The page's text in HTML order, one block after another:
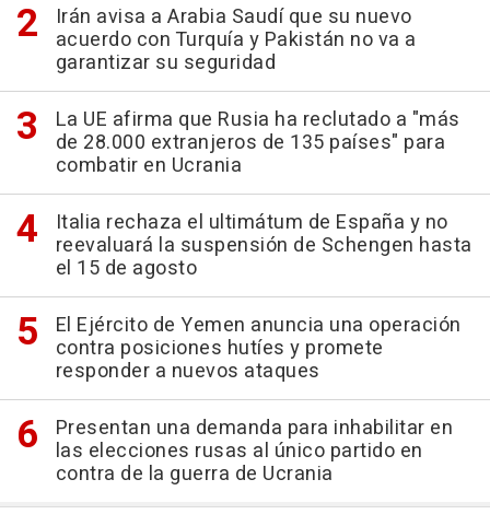
Irán avisa a Arabia Saudí que su nuevo
acuerdo con Turquía y Pakistán no va a
garantizar su seguridad
La UE afirma que Rusia ha reclutado a "más
de 28.000 extranjeros de 135 países" para
combatir en Ucrania
Italia rechaza el ultimátum de España y no
reevaluará la suspensión de Schengen hasta
el 15 de agosto
El Ejército de Yemen anuncia una operación
contra posiciones hutíes y promete
responder a nuevos ataques
Presentan una demanda para inhabilitar en
las elecciones rusas al único partido en
contra de la guerra de Ucrania